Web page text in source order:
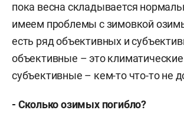
пока весна складывается
имеем проблемы с зимовкой
есть ряд объективных и
объективные – это климатические
субъективные – кем-то что-то не
- Сколько озимых погибло?